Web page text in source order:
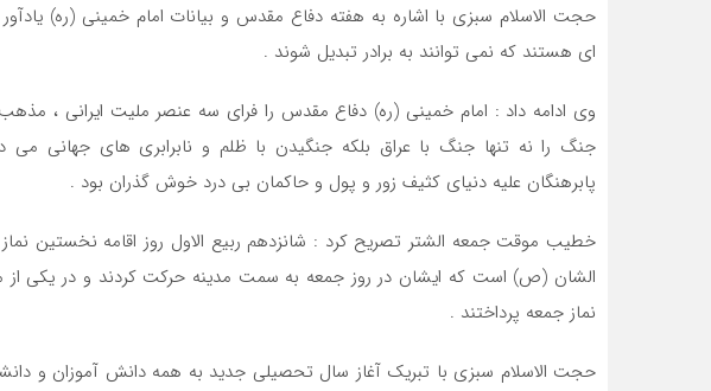
حجت الاسلام سبزی با اشاره به هفته دفاع مقدس و بیانات امام خمینی (ره)
ای هستند که نمی توانند به برادر تبدیل شوند .
وی ادامه داد : امام خمینی (ره) دفاع مقدس را فرای سه عنصر ملیت ایرانی ،
جنگ را نه تنها جنگ با عراق بلکه جنگیدن با ظلم و نابرابری های جهانی
پابرهنگان علیه دنیای کثیف زور و پول و حاکمان بی درد خوش گذران بود .
خطیب موقت جمعه الشتر تصریح کرد : شانزدهم ربیع الاول روز اقامه‏ نخستین
الشان (ص) است که ایشان در روز جمعه به سمت مدینه حرکت کردند و در یکی از
نماز جمعه پرداختند .
حجت الاسلام سبزی با تبریک آغاز سال تحصیلی جدید به همه دانش آموزان و